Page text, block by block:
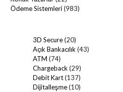
Ödeme Sistemleri(983)
3D Secure(20)
Açık Bankacılık (43)
ATM (74)
Chargeback (29)
Debit Kart(137)
Dijitalleşme(10)